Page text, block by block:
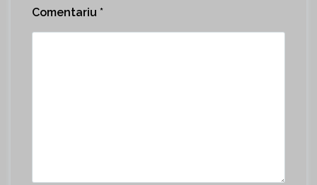
Comentariu *